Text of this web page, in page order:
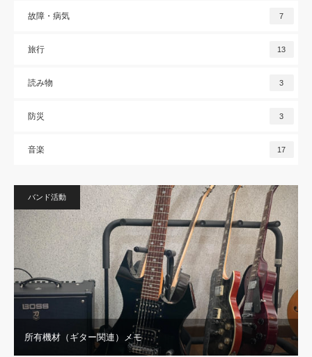
故障・病気 7
旅行 13
読み物 3
防災 3
音楽 17
バンド活動
所有機材（ギター関連）メモ